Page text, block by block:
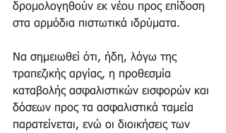
δρομολογηθούν εκ νέου προς επίδοση
στα αρμόδια πιστωτικά ιδρύματα.
Να σημειωθεί ότι, ήδη, λόγω της
τραπεζικής αργίας, η προθεσμία
καταβολής ασφαλιστικών εισφορών και
δόσεων προς τα ασφαλιστικά ταμεία
παρατείνεται, ενώ οι διοικήσεις των